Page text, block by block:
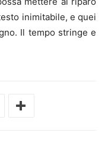
inimitabile, e quei
Il tempo stringe e